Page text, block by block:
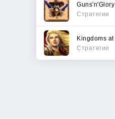
Guns'n'Glory
Стратегии
Стратегии